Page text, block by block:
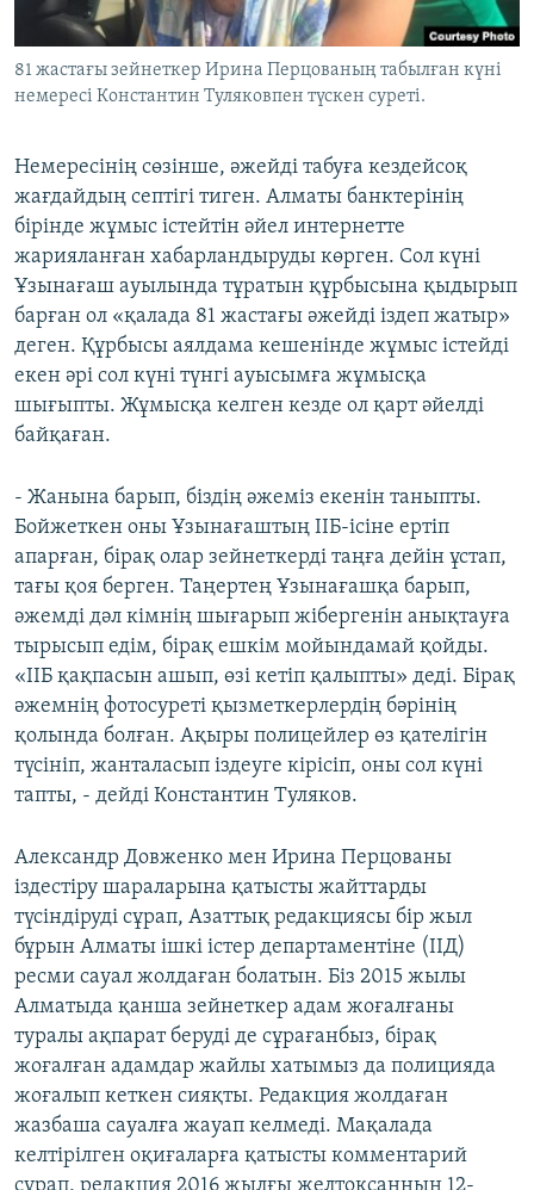
81 жастағы зейнеткер Ирина Перцованың табылған күні
немересі Константин Туляковпен түскен суреті.
Немересінің сөзінше, әжейді табуға кездейсоқ
жағдайдың септігі тиген. Алматы банктерінің
бірінде жұмыс істейтін әйел интернетте
жарияланған хабарландыруды көрген. Сол күні
Ұзынағаш ауылында тұратын құрбысына қыдырып
барған ол «қалада 81 жастағы әжейді іздеп жатыр»
деген. Құрбысы аялдама кешенінде жұмыс істейді
екен әрі сол күні түнгі ауысымға жұмысқа
шығыпты. Жұмысқа келген кезде ол қарт әйелді
байқаған.
- Жанына барып, біздің әжеміз екенін таныпты.
Бойжеткен оны Ұзынағаштың ІІБ-ісіне ертіп
апарған, бірақ олар зейнеткерді таңға дейін ұстап,
тағы қоя берген. Таңертең Ұзынағашқа барып,
әжемді дәл кімнің шығарып жібергенін анықтауға
тырысып едім, бірақ ешкім мойындамай қойды.
«ІІБ қақпасын ашып, өзі кетіп қалыпты» деді. Бірақ
әжемнің фотосуреті қызметкерлердің бәрінің
қолында болған. Ақыры полицейлер өз қателігін
түсініп, жанталасып іздеуге кірісіп, оны сол күні
тапты, - дейді Константин Туляков.
Александр Довженко мен Ирина Перцованы
іздестіру шараларына қатысты жайттарды
түсіндіруді сұрап, Азаттық редакциясы бір жыл
бұрын Алматы ішкі істер департаментіне (ІІД)
ресми сауал жолдаған болатын. Біз 2015 жылы
Алматыда қанша зейнеткер адам жоғалғаны
туралы ақпарат беруді де сұрағанбыз, бірақ
жоғалған адамдар жайлы хатымыз да полицияда
жоғалып кеткен сияқты. Редакция жолдаған
жазбаша сауалға жауап келмеді. Мақалада
келтірілген оқиғаларға қатысты комментарий